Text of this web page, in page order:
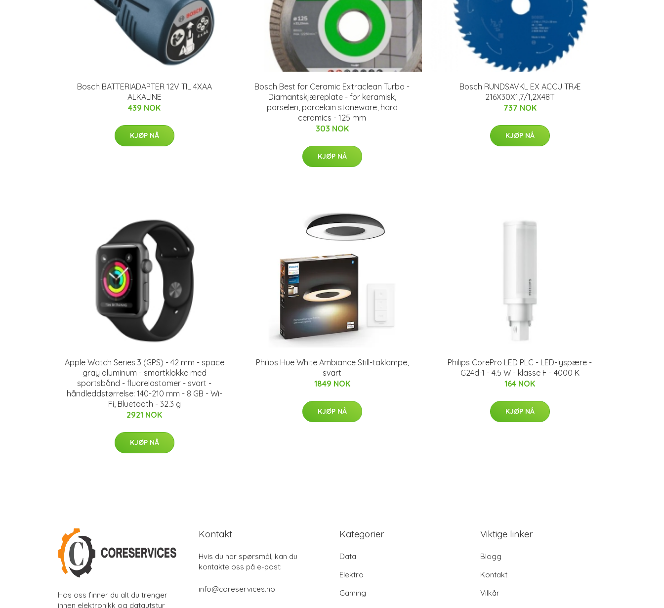
Bosch BATTERIADAPTER 12V TIL 4XAA
ALKALINE
439 NOK
KJØP NÅ
Bosch Best for Ceramic Extraclean Turbo -
Diamantskjæreplate - for keramisk,
porselen, porcelain stoneware, hard
ceramics - 125 mm
303 NOK
KJØP NÅ
Bosch RUNDSAVKL EX ACCU TRÆ
216X30X1,7/1,2X48T
737 NOK
KJØP NÅ
Apple Watch Series 3 (GPS) - 42 mm - space
gray aluminum - smartklokke med
sportsbånd - fluorelastomer - svart -
håndleddstørrelse: 140-210 mm - 8 GB - Wi-
Fi, Bluetooth - 32.3 g
2921 NOK
KJØP NÅ
Philips Hue White Ambiance Still-taklampe,
svart
1849 NOK
KJØP NÅ
Philips CorePro LED PLC - LED-lyspære -
G24d-1 - 4.5 W - klasse F - 4000 K
164 NOK
KJØP NÅ
Hos oss finner du alt du trenger
innen elektronikk og datautstyr
Kontakt
Hvis du har spørsmål, kan du
kontakte oss på e-post:
info@coreservices.no
Kategorier
Data
Elektro
Gaming
Viktige linker
Blogg
Kontakt
Vilkår